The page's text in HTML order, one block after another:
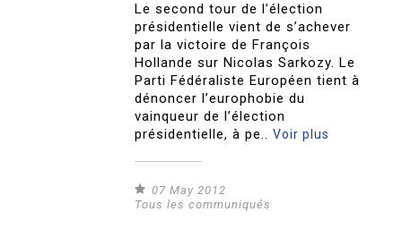
Le second tour de l’élection
présidentielle vient de s’achever
par la victoire de François
Hollande sur Nicolas Sarkozy. Le
Parti Fédéraliste Européen tient à
dénoncer l’europhobie du
vainqueur de l’élection
présidentielle, à pe..Voir plus
07 May 2012
Tous les communiqués